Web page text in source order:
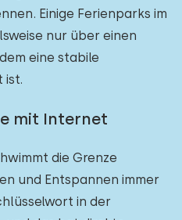
Einige Ferienparks im
nur über einen
eine stabile
ist.
mit Internet
die Grenze
und Entspannen immer
in der